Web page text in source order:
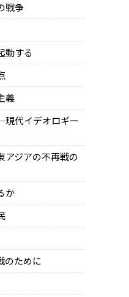
戦争
動する
義
代イデオロギー
ジアの不再戦の
か
のために